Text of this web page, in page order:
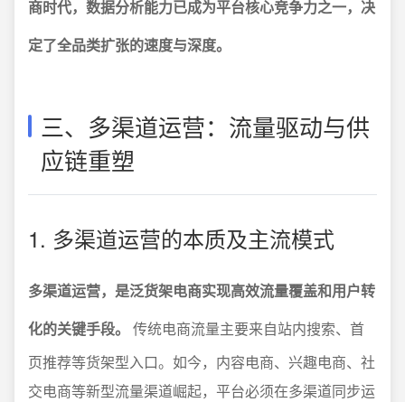
商时代，数据分析能力已成为平台核心竞争力之一，决
定了全品类扩张的速度与深度。
三、多渠道运营：流量驱动与供
应链重塑
1. 多渠道运营的本质及主流模式
多渠道运营，是泛货架电商实现高效流量覆盖和用户转
化的关键手段。
传统电商流量主要来自站内搜索、首
页推荐等货架型入口。如今，内容电商、兴趣电商、社
交电商等新型流量渠道崛起，平台必须在多渠道同步运